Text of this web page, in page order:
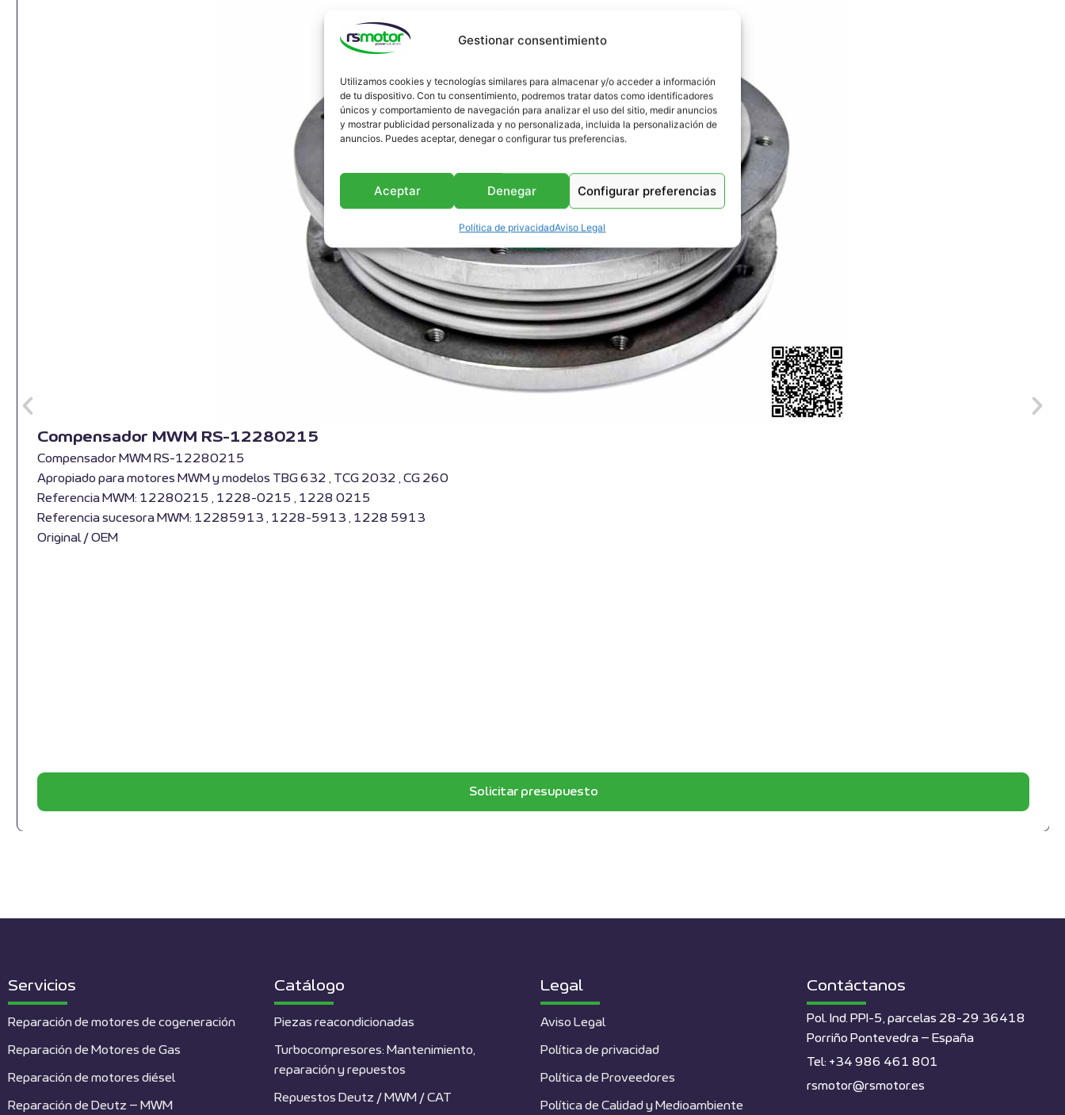
Gestionar consentimiento
Utilizamos cookies y tecnologías similares para almacenar y/o acceder a información
de tu dispositivo. Con tu consentimiento, podremos tratar datos como identificadores
únicos y comportamiento de navegación para analizar el uso del sitio, medir anuncios
y mostrar publicidad personalizada y no personalizada, incluida la personalización de
anuncios. Puedes aceptar, denegar o configurar tus preferencias.
Aceptar Denegar Configurar preferencias
Política de privacidadAviso Legal
Compensador MWM RS-12280215
Compensador MWM RS-12280215
Apropiado para motores MWM y modelos TBG 632 , TCG 2032 , CG 260
Referencia MWM: 12280215 , 1228-0215 , 1228 0215
Referencia sucesora MWM: 12285913 , 1228-5913 , 1228 5913
Original / OEM
Solicitar presupuesto
Servicios
Reparación de motores de cogeneración
Reparación de Motores de Gas
Reparación de motores diésel
Reparación de Deutz – MWM
Catálogo
Piezas reacondicionadas
Turbocompresores: Mantenimiento,
reparación y repuestos
Repuestos Deutz / MWM / CAT
Legal
Aviso Legal
Política de privacidad
Política de Proveedores
Política de Calidad y Medioambiente
Contáctanos
Pol. Ind. PPI-5, parcelas 28-29 36418
Porriño Pontevedra – España
Tel: +34 986 461 801
rsmotor@rsmotor.es